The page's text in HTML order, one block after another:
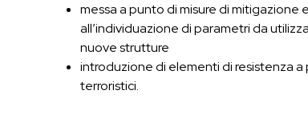
messa a punto di misure di mitigazione
all’individuazione di parametri da
nuove strutture
introduzione di elementi di resistenza a
terroristici.